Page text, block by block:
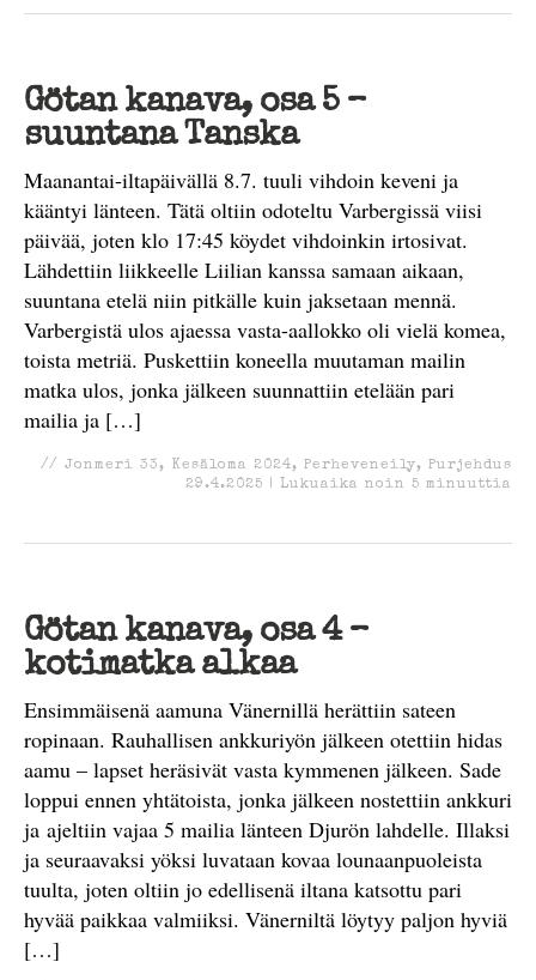
Götan kanava, osa 5 –
suuntana Tanska
Maanantai-iltapäivällä 8.7. tuuli vihdoin keveni ja
kääntyi länteen. Tätä oltiin odoteltu Varbergissä viisi
päivää, joten klo 17:45 köydet vihdoinkin irtosivat.
Lähdettiin liikkeelle Liilian kanssa samaan aikaan,
suuntana etelä niin pitkälle kuin jaksetaan mennä.
Varbergistä ulos ajaessa vasta-aallokko oli vielä komea,
toista metriä. Puskettiin koneella muutaman mailin
matka ulos, jonka jälkeen suunnattiin etelään pari
mailia ja […]
// Jonmeri 33, Kesäloma 2024, Perheveneily, Purjehdus
29.4.2025 | Lukuaika noin 5 minuuttia
Götan kanava, osa 4 –
kotimatka alkaa
Ensimmäisenä aamuna Vänernillä herättiin sateen
ropinaan. Rauhallisen ankkuriyön jälkeen otettiin hidas
aamu – lapset heräsivät vasta kymmenen jälkeen. Sade
loppui ennen yhtätoista, jonka jälkeen nostettiin ankkuri
ja ajeltiin vajaa 5 mailia länteen Djurön lahdelle. Illaksi
ja seuraavaksi yöksi luvataan kovaa lounaanpuoleista
tuulta, joten oltiin jo edellisenä iltana katsottu pari
hyvää paikkaa valmiiksi. Vänerniltä löytyy paljon hyviä
[…]